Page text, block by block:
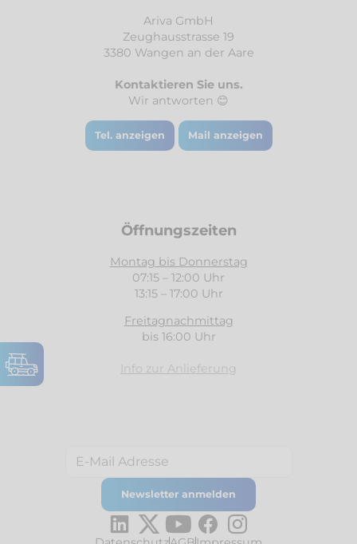
Ariva GmbH
Zeughausstrasse 19
3380 Wangen an der Aare
Kontaktieren Sie uns.
Wir antworten 😊
Tel. anzeigen Mail anzeigen
Öffnungszeiten
Montag bis Donnerstag
07:15 – 12:00 Uhr
13:15 – 17:00 Uhr
Freitagnachmittag
bis 16:00 Uhr
Info zur Anlieferung